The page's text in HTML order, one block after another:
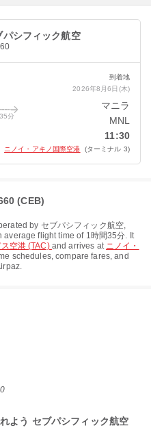
パシフィック航空
分
到着地
2026年8月6日(木)
マニラ
MNL
11:30
ニノイ・アキノ国際空港 (ターミナル 3)
(CEB)
by セブパシフィック航空,
average flight time of 1時間35分. It
空港 (TAC) and arrives at ニノイ・
schedules, compare fares, and
よう セブパシフィック航空